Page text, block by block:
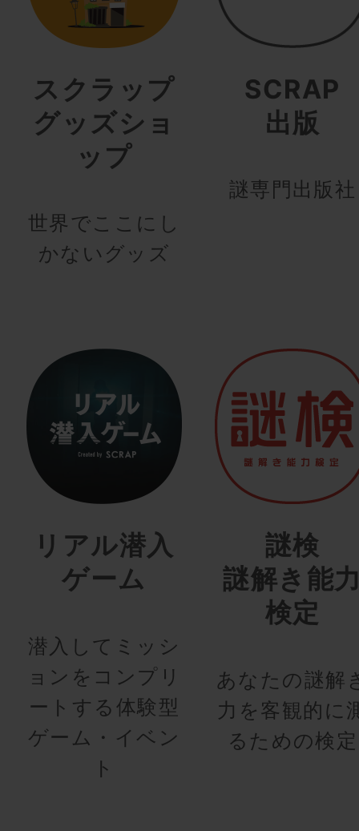
スクラップ
グッズショ
ップ
世界でここにし
かないグッズ
SCRAP
出版
謎専門出版社
リアル潜入
ゲーム
潜入してミッシ
ョンをコンプリ
ートする体験型
ゲーム・イベン
ト
謎検
謎解き能
検定
あなたの謎解
力を客観的に
るための検定